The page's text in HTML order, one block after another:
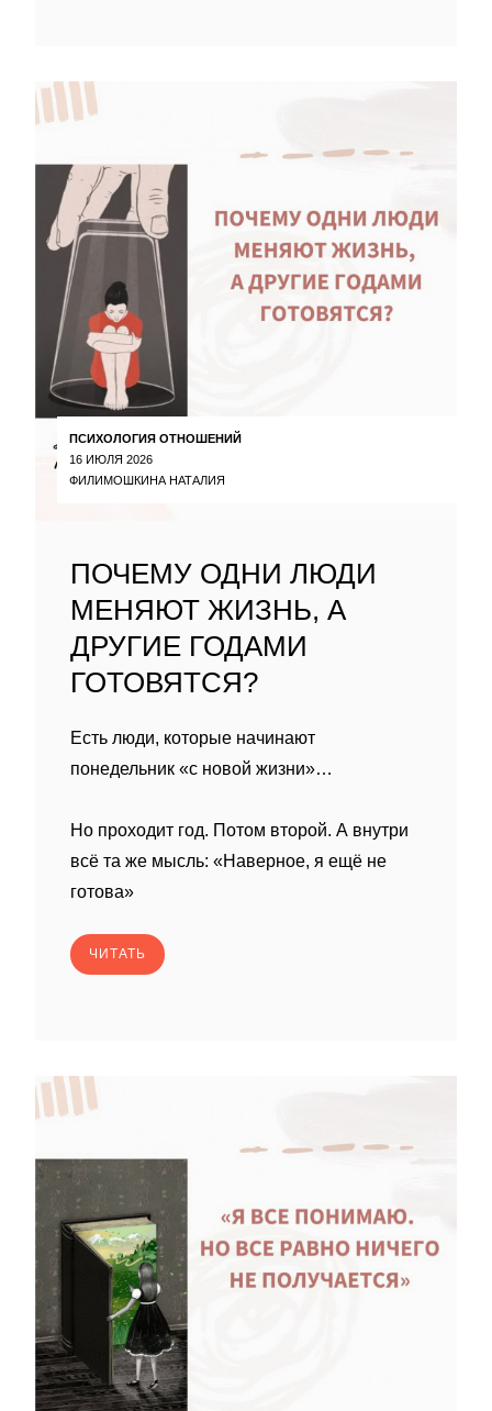
ПСИХОЛОГИЯ ОТНОШЕНИЙ
16 ИЮЛЯ 2026
ФИЛИМОШКИНА НАТАЛИЯ
ПОЧЕМУ ОДНИ ЛЮДИ
МЕНЯЮТ ЖИЗНЬ, А
ДРУГИЕ ГОДАМИ
ГОТОВЯТСЯ?
Есть люди, которые начинают
понедельник «с новой жизни»…
Но проходит год. Потом второй. А внутри
всё та же мысль: «Наверное, я ещё не
готова»
ЧИТАТЬ